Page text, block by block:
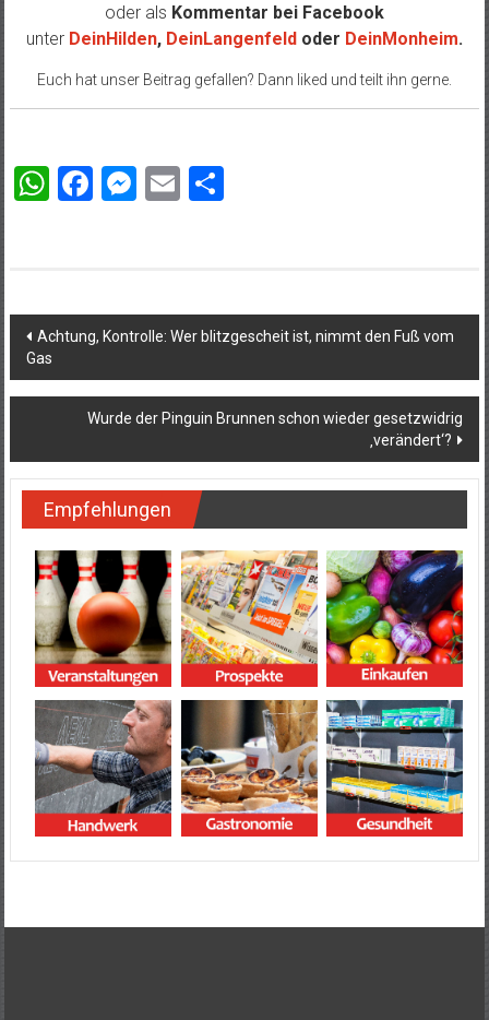
oder als Kommentar bei Facebook
unter DeinHilden, DeinLangenfeld oder DeinMonheim.
Euch hat unser Beitrag gefallen? Dann liked und teilt ihn gerne.
WhatsApp
Facebook
Messenger
EmailTeilen
Beitragsnavigation
Achtung, Kontrolle: Wer blitzgescheit ist, nimmt den Fuß vom
Gas
Wurde der Pinguin Brunnen schon wieder gesetzwidrig
‚verändert‘?
Empfehlungen